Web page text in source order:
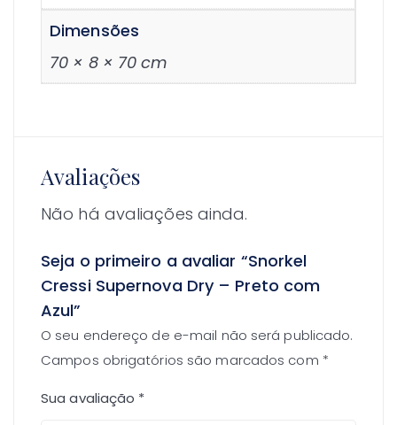
Dimensões
70 × 8 × 70 cm
Avaliações
Não há avaliações ainda.
Seja o primeiro a avaliar “Snorkel
Cressi Supernova Dry – Preto com
Azul”
O seu endereço de e-mail não será publicado.
Campos obrigatórios são marcados com *
Sua avaliação *